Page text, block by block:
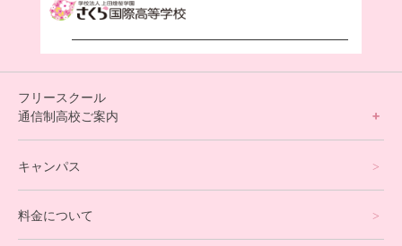
フリースクール
通信制高校ご案内
オンラインコース
キャンパス
料金について